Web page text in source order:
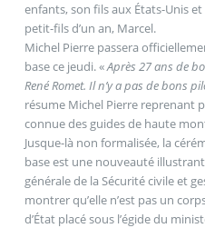
enfants, son fils aux États-Unis
petit-fils d’un an, Marcel.
Michel Pierre passera
base ce jeudi. «Après 27 ans de
René Romet. Il n’y a pas de bons
résume Michel Pierre reprenant
connue des guides de haute
Jusque-là non formalisée, la
base est une nouveauté
générale de la Sécurité civile et
montrer qu’elle n’est pas un
d’État placé sous l’égide du